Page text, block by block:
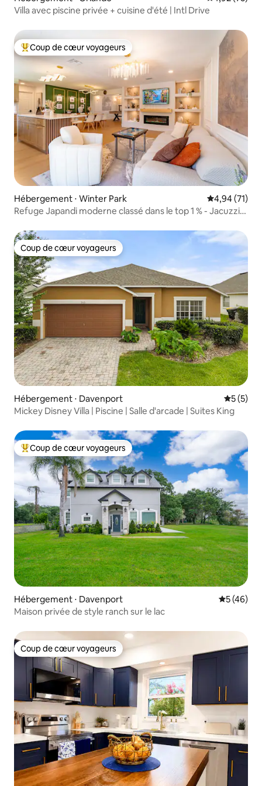
Villa avec piscine privée + cuisine d'été | Intl Drive
Coups de cœur voyageurs les plus appréciés
Coup de cœur voyageurs
Hébergement ⋅ Winter Park Évaluation
4,94 (71)
Refuge Japandi moderne classé dans le top 1 % - Jacuzzi
Coup de cœur voyageurs
Coup de cœur voyageurs
Hébergement ⋅ Davenport
5 (5)
Mickey Disney Villa | Piscine | Salle d'arcade | Suites King
Coups de cœur voyageurs les plus appréciés
Coup de cœur voyageurs
Hébergement ⋅ Davenport
5 (46)
Maison privée de style ranch sur le lac
Coup de cœur voyageurs
Coup de cœur voyageurs